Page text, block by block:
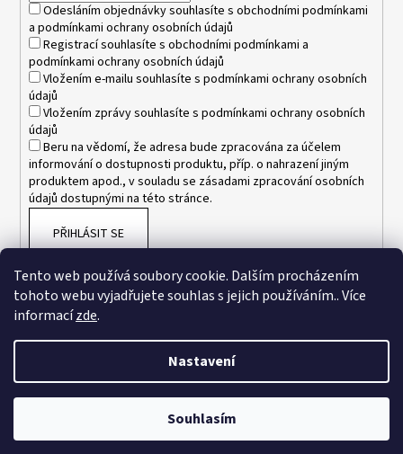
Tento web používá soubory cookie. Dalším procházením
tohoto webu vyjadřujete souhlas s jejich používáním.. Více
informacízde.
Nastavení
Souhlasím
Odesláním objednávky souhlasíte s obchodními podmínkami
a podmínkami ochrany osobních údajů
Registrací souhlasíte s obchodními podmínkami a
podmínkami ochrany osobních údajů
Vložením e-mailu souhlasíte s podmínkami ochrany osobních
údajů
Vložením zprávy souhlasíte s podmínkami ochrany osobních
údajů
Beru na vědomí, že adresa bude zpracována za účelem
informování o dostupnosti produktu, příp. o nahrazení jiným
produktem apod., v souladu se zásadami zpracování osobních
údajů dostupnými na této stránce.
PŘIHLÁSIT SE
Vytvořil Shoptet
www.esnakesub.cz. Všechna práva vyhrazena.